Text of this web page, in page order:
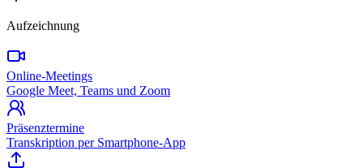
Aufzeichnung
Online-Meetings
Google Meet, Teams und Zoom
Präsenztermine
Transkription per Smartphone-App